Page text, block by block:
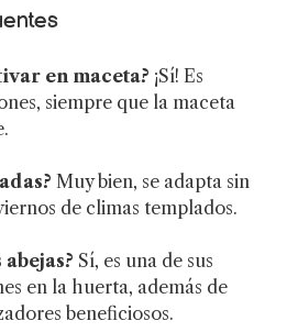
en maceta? ¡Sí! Es
siempre que la maceta
Muy bien, se adapta sin
de climas templados.
Sí, es una de sus
en la huerta, además de
beneficiosos.